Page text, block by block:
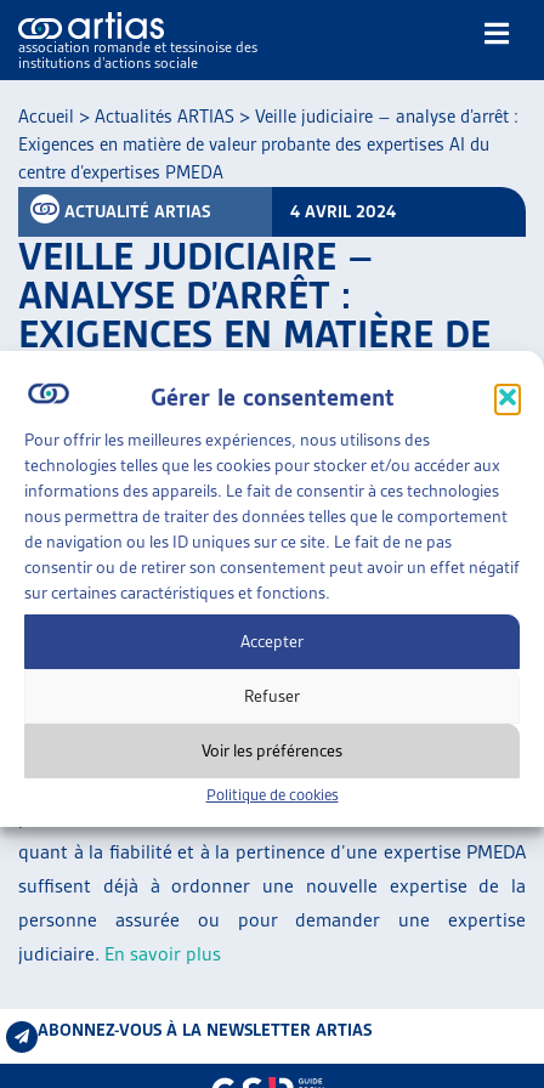
Gérer le consentement
Pour offrir les meilleures expériences, nous utilisons des
technologies telles que les cookies pour stocker et/ou accéder aux
informations des appareils. Le fait de consentir à ces technologies
nous permettra de traiter des données telles que le comportement
de navigation ou les ID uniques sur ce site. Le fait de ne pas
consentir ou de retirer son consentement peut avoir un effet négatif
sur certaines caractéristiques et fonctions.
Accepter
Refuser
Voir les préférences
Politique de cookies
association romande et tessinoise des
institutions d’actions sociale
NOS PUBLICATIONS
ARTICLES
VEILLE
RESSOURCES
THÉMATIQUES
GUIDE SOCIAL ROMAND
AUTRES
ARTIAS
L’ASSOCIATION
Accueil > Actualités ARTIAS > Veille judiciaire – analyse d’arrêt :
Exigences en matière de valeur probante des expertises AI du
centre d’expertises PMEDA
ACTUALITÉ ARTIAS 4 AVRIL 2024
VEILLE JUDICIAIRE –
ANALYSE D’ARRÊT :
EXIGENCES EN MATIÈRE DE
VALEUR PROBANTE DES
EXPERTISES AI DU CENTRE
D’EXPERTISES PMEDA
À la suite de la suspension de l’attribution des mandats
exigences strictes concernant l’appréciation de la valeur
probante des expertises PMEDA déjà ordonnées dans les
quant à la fiabilité et à la pertinence d’une expertise PMEDA
suffisent déjà à ordonner une nouvelle expertise de la
personne assurée ou pour demander une expertise
judiciaire. En savoir plus
PARTAGER
ABONNEZ-VOUS À LA NEWSLETTER ARTIAS